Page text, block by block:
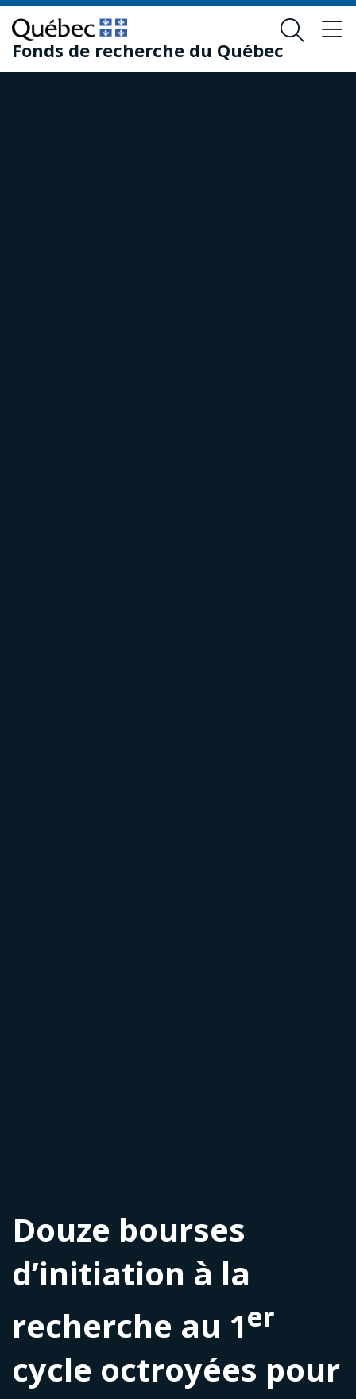
Passer
au
contenu
principal
Passer
au
pied
de
Fonds de recherche du Québec
Douze bourses
d’initiation à la
recherche au 1er
cycle octroyées pour